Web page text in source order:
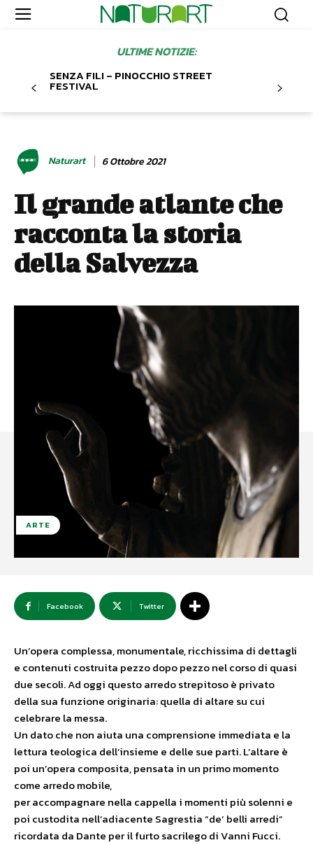
ULTIME NOTIZIE:
SENZA FILI – PINOCCHIO STREET
FESTIVAL
Naturart 6 Ottobre 2021
Il grande atlante che
racconta la storia
della Salvezza
ARTE
Facebook Twitter
Un’opera complessa, monumentale, ricchissima di dettagli
e contenuti costruita pezzo dopo pezzo nel corso di quasi
due secoli. Ad oggi questo arredo strepitoso è privato
della sua funzione originaria: quella di altare su cui
celebrare la messa.
Un dato che non aiuta una comprensione immediata e la
lettura teologica dell’insieme e delle sue parti. L’altare è
poi un’opera composita, pensata in un primo momento
come arredo mobile,
per accompagnare nella cappella i momenti più solenni e
poi custodita nell’adiacente Sagrestia “de’ belli arredi”
ricordata da Dante per il furto sacrilego di Vanni Fucci.